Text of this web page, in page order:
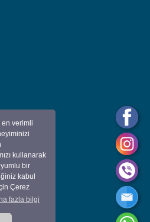
en verimli
kullanarak
bir
kabul
Çerez
fazla bilgi